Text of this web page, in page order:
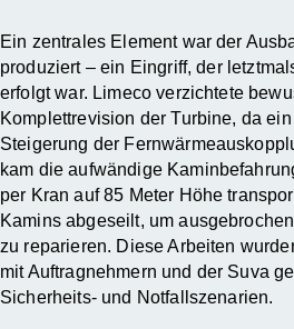
Ein zentrales Element war der
produziert – ein Eingriff, der
erfolgt war. Limeco verzichtete
Komplettrevision der Turbine, da
Steigerung der
kam die aufwändige
per Kran auf 85 Meter Höhe
Kamins abgeseilt, um
zu reparieren. Diese Arbeiten
mit Auftragnehmern und der Suva
Sicherheits- und Notfallszenarien.